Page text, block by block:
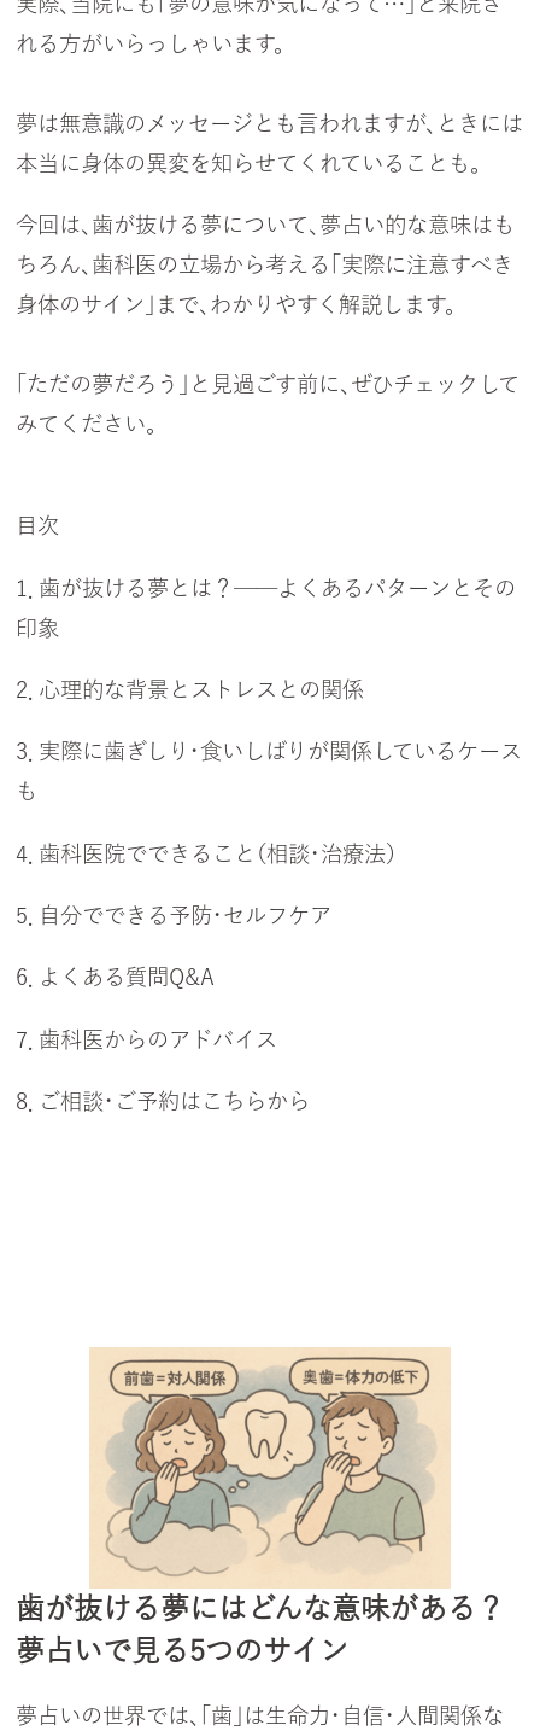
れる方がいらっしゃいます。
夢は無意識のメッセージとも言われますが、ときには
本当に身体の異変を知らせてくれていることも。
今回は、歯が抜ける夢について、夢占い的な意味はも
ちろん、歯科医の立場から考える「実際に注意すべき
身体のサイン」まで、わかりやすく解説します。
「ただの夢だろう」と見過ごす前に、ぜひチェックして
みてください。
目次
1．歯が抜ける夢とは？──よくあるパターンとその
印象
2．心理的な背景とストレスとの関係
3．実際に歯ぎしり・食いしばりが関係しているケース
も
4．歯科医院でできること（相談・治療法）
5．自分でできる予防・セルフケア
6．よくある質問Q&A
7．歯科医からのアドバイス
8．ご相談・ご予約はこちらから
歯が抜ける夢にはどんな意味がある？
夢占いで見る5つのサイン
夢占いの世界では、「歯」は生命力・自信・人間関係な